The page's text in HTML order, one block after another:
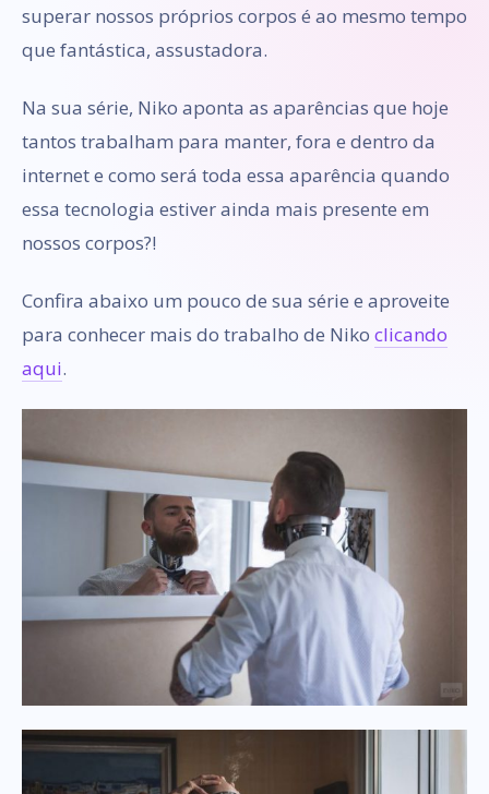
superar nossos próprios corpos é ao mesmo tempo
que fantástica, assustadora.
Na sua série, Niko aponta as aparências que hoje
tantos trabalham para manter, fora e dentro da
internet e como será toda essa aparência quando
essa tecnologia estiver ainda mais presente em
nossos corpos?!
Confira abaixo um pouco de sua série e aproveite
para conhecer mais do trabalho de Niko clicando
aqui.